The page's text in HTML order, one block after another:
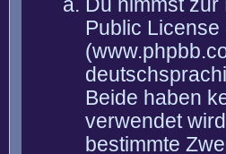
Du nimmst
Public
Beide haben
verwendet
bestimmte